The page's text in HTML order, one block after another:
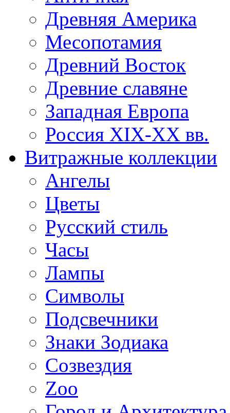
Древняя Америка
Месопотамия
Древний Восток
Древние славяне
Западная Европа
Россия XIX-XX вв.
Витражные коллекции
Ангелы
Цветы
Русский стиль
Часы
Лампы
Символы
Подсвечники
Знаки Зодиака
Созвездия
Zoo